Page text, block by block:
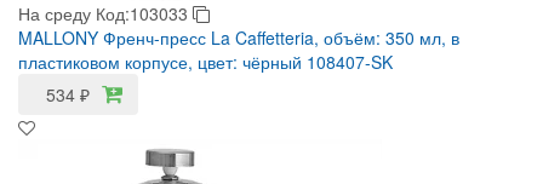
На среду Код:103033
MALLONY Френч-пресс La Caffetteria, объём: 350 мл, в
пластиковом корпусе, цвет: чёрный 108407-SK
534 ₽